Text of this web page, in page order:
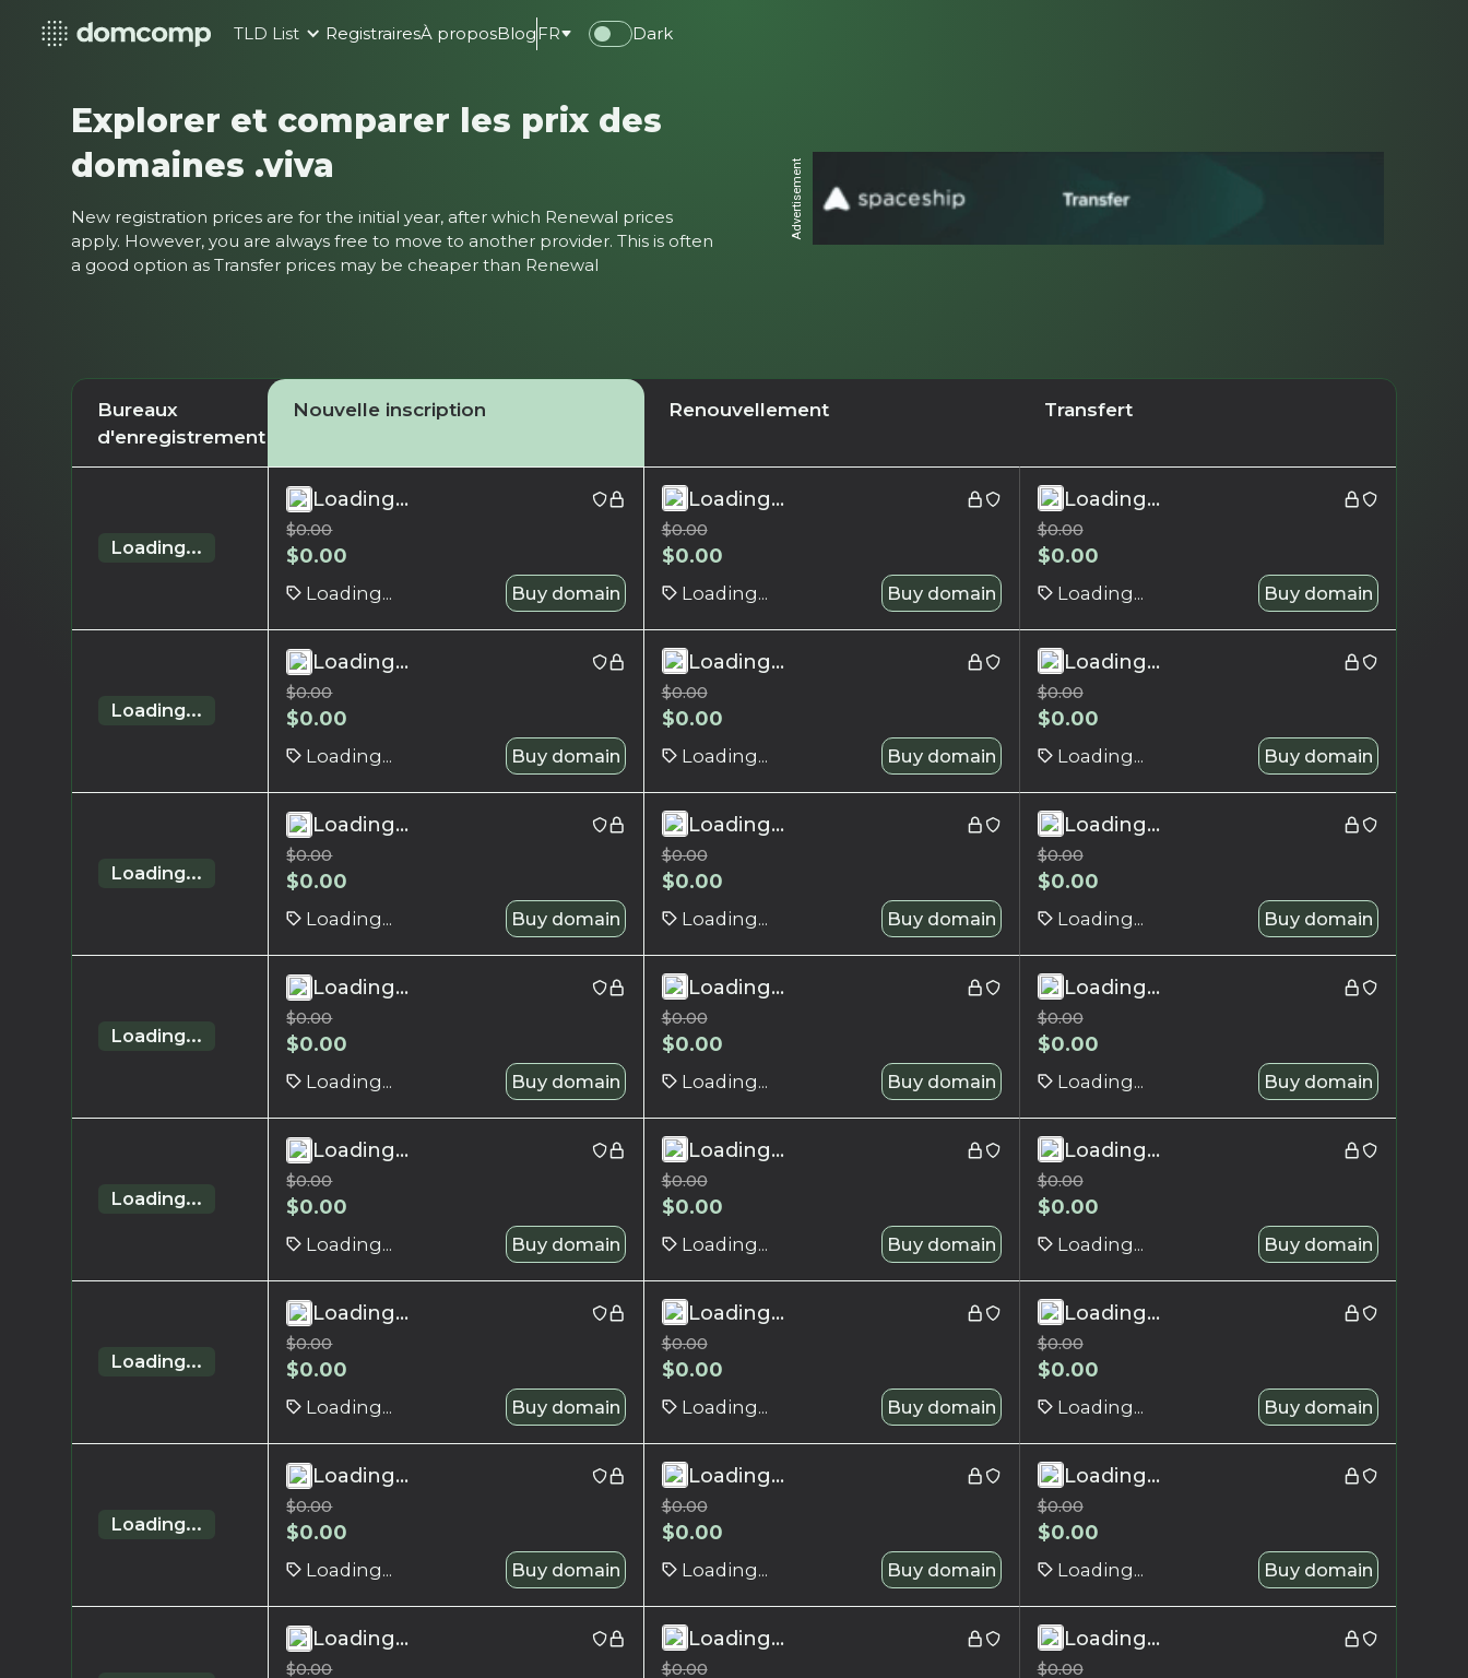
TLD List RegistrairesÀ proposBlog FR Dark
Explorer et comparer les prix des
domaines .viva
New registration prices are for the initial year, after which Renewal prices
apply. However, you are always free to move to another provider. This is often
a good option as Transfer prices may be cheaper than Renewal
Advertisement
Bureaux
d'enregistrement
Nouvelle inscription Renouvellement Transfert
Loading...
Loading...
$0.00
$0.00
Loading... Buy domain
Loading...
$0.00
$0.00
Loading... Buy domain
Loading...
$0.00
$0.00
Loading... Buy domain
Loading...
Loading...
$0.00
$0.00
Loading... Buy domain
Loading...
$0.00
$0.00
Loading... Buy domain
Loading...
$0.00
$0.00
Loading... Buy domain
Loading...
Loading...
$0.00
$0.00
Loading... Buy domain
Loading...
$0.00
$0.00
Loading... Buy domain
Loading...
$0.00
$0.00
Loading... Buy domain
Loading...
Loading...
$0.00
$0.00
Loading... Buy domain
Loading...
$0.00
$0.00
Loading... Buy domain
Loading...
$0.00
$0.00
Loading... Buy domain
Loading...
Loading...
$0.00
$0.00
Loading... Buy domain
Loading...
$0.00
$0.00
Loading... Buy domain
Loading...
$0.00
$0.00
Loading... Buy domain
Loading...
Loading...
$0.00
$0.00
Loading... Buy domain
Loading...
$0.00
$0.00
Loading... Buy domain
Loading...
$0.00
$0.00
Loading... Buy domain
Loading...
Loading...
$0.00
$0.00
Loading... Buy domain
Loading...
$0.00
$0.00
Loading... Buy domain
Loading...
$0.00
$0.00
Loading... Buy domain
Loading...
$0.00
Loading...
$0.00
Loading...
$0.00